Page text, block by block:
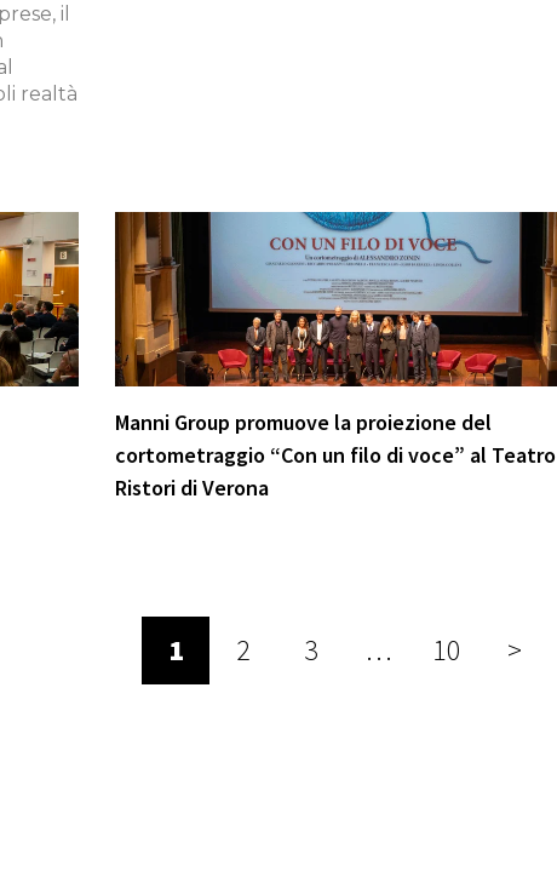
il
realtà
Manni Group promuove la proiezione del
cortometraggio “Con un filo di voce” al Teatro
Ristori di Verona
1 2 3 … 10 >